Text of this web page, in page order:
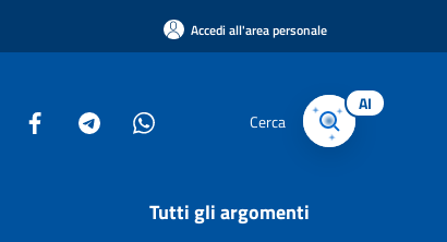
Accedi all'area personale
Cerca
AI
Tutti gli argomenti